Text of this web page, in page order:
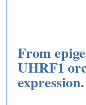
From
UHRF1
expression.